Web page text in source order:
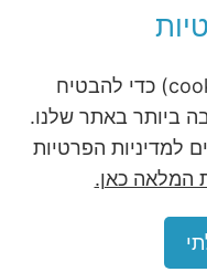
פתח
אנו משתמשים בעוגיות (cookies) כדי להבטיח
ביותר באתר שלנו.
למדיניות הפרטיות
המלאה כאן.
לחזרה